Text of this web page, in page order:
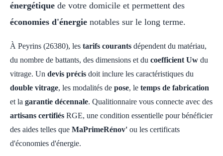
énergétique de votre domicile et permettent des
économies d'énergie notables sur le long terme.
À Peyrins (26380), les tarifs courants dépendent du matériau,
du nombre de battants, des dimensions et du coefficient Uw du
vitrage. Un devis précis doit inclure les caractéristiques du
double vitrage, les modalités de pose, le temps de fabrication
et la garantie décennale. Qualitionnaire vous connecte avec des
artisans certifiés RGE, une condition essentielle pour bénéficier
des aides telles que MaPrimeRénov' ou les certificats
d'économies d'énergie.